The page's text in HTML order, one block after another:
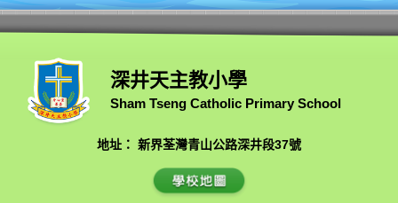
深井天主教小學
Sham Tseng Catholic Primary School
地址： 新界荃灣青山公路深井段37號